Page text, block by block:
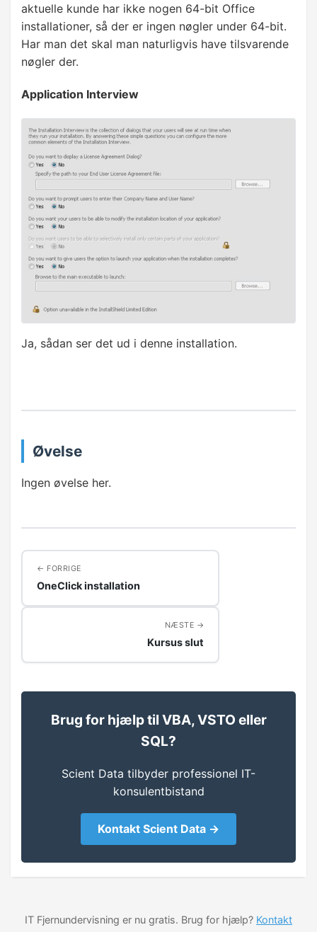
aktuelle kunde har ikke nogen 64-bit Office
installationer, så der er ingen nøgler under 64-bit.
Har man det skal man naturligvis have tilsvarende
nøgler der.
Application Interview
Ja, sådan ser det ud i denne installation.
Øvelse
Ingen øvelse her.
FORRIGE
OneClick installation
NÆSTE
Kursus slut
Brug for hjælp til VBA, VSTO eller
SQL?
Scient Data tilbyder professionel IT-
konsulentbistand
Kontakt Scient Data →
IT Fjernundervisning er nu gratis. Brug for hjælp? Kontakt